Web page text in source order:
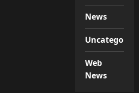
News
Web
News